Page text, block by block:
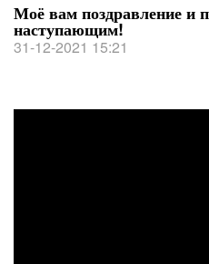
Моё вам поздравление и
наступающим!
31-12-2021 15:21